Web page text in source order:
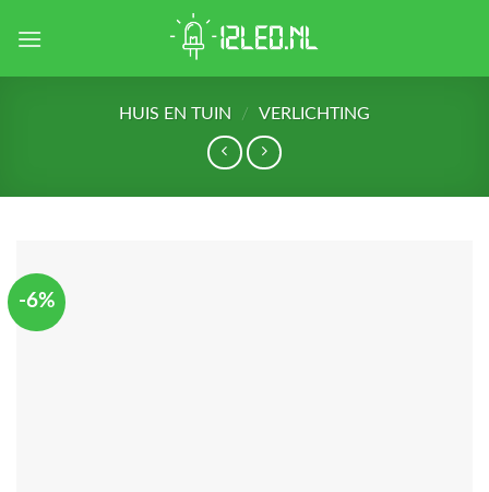
HUIS EN TUIN / VERLICHTING
-6%